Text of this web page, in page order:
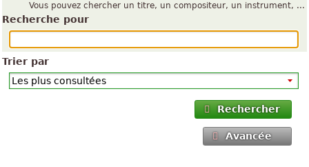
Vous pouvez chercher un titre, un compositeur, un instrument, ...
Recherche pour
Trier par
Rechercher
Avancée